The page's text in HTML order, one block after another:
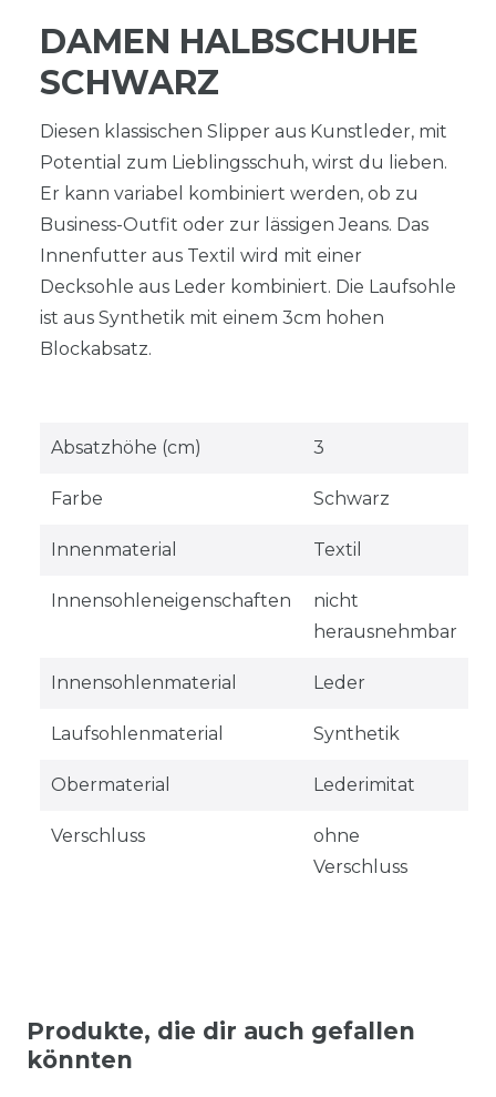
DAMEN HALBSCHUHE
SCHWARZ
Diesen klassischen Slipper aus Kunstleder, mit
Potential zum Lieblingsschuh, wirst du lieben.
Er kann variabel kombiniert werden, ob zu
Business-Outfit oder zur lässigen Jeans. Das
Innenfutter aus Textil wird mit einer
Decksohle aus Leder kombiniert. Die Laufsohle
ist aus Synthetik mit einem 3cm hohen
Blockabsatz.
Absatzhöhe (cm) 3
Farbe Schwarz
Innenmaterial Textil
Innensohleneigenschaften
nicht
herausnehmbar
Innensohlenmaterial Leder
Laufsohlenmaterial Synthetik
Obermaterial Lederimitat
Verschluss
ohne
Verschluss
Produkte, die dir auch gefallen
könnten